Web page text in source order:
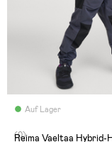
Auf Lager
(0)
Reima Vaeltaa Hybrid-